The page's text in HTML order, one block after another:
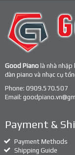
Good Piano là nhà
đàn piano và nhạc cụ
Phone: 0909.570.507
Email:
Payment &
Payment Methods
Shipping Guide